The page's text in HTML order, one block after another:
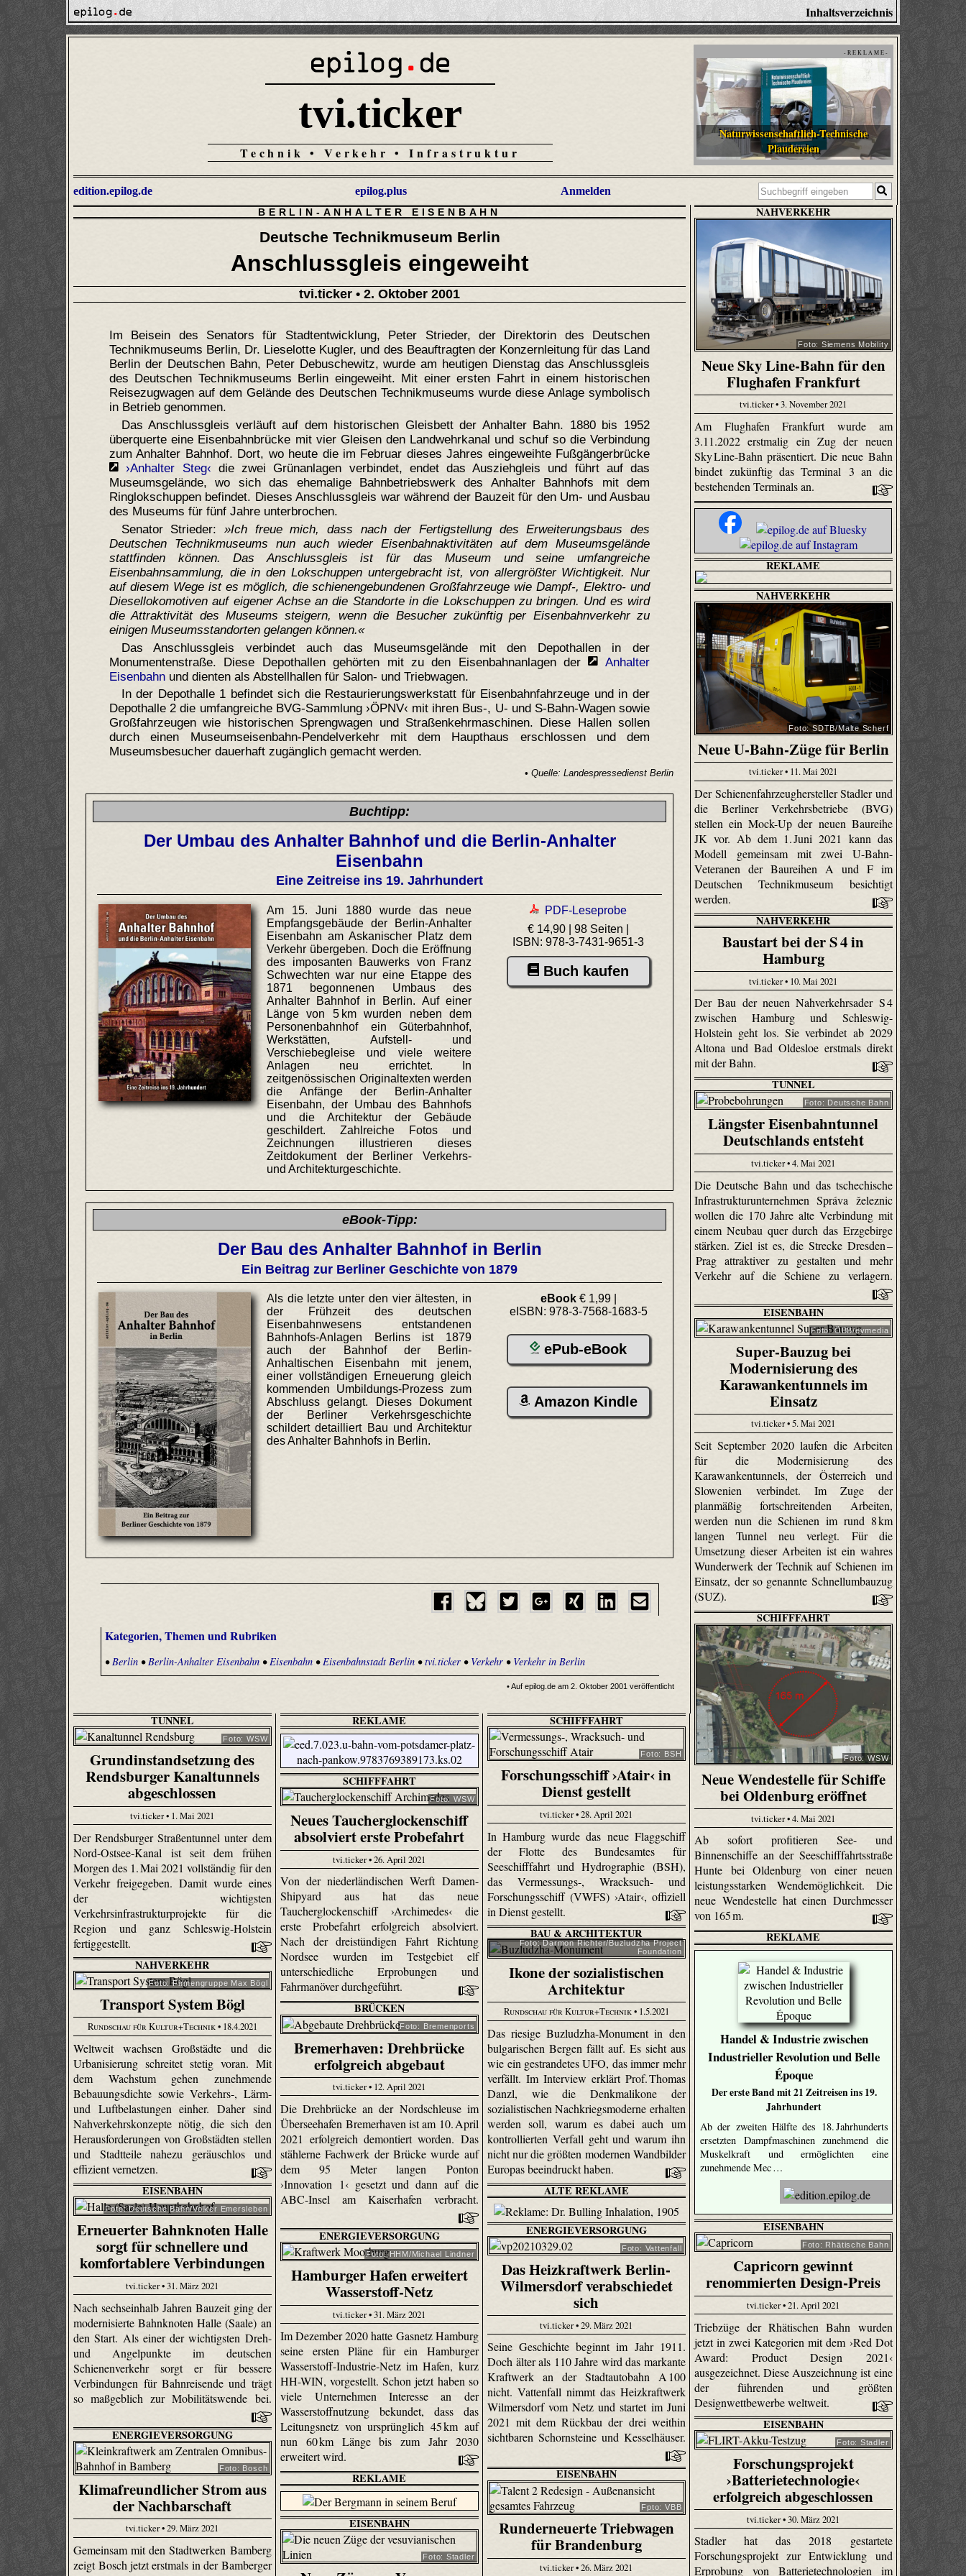
Inhaltsverzeichnis
tvi.ticker
Technik • Verkehr • Infrastruktur
- R E K L A M E -
Naturwissenschaftlich-Technische
Plaudereien
edition.epilog.de epilog.plus Anmelden
BERLIN-ANHALTER EISENBAHN
Deutsche Technikmuseum Berlin
Anschlussgleis eingeweiht
tvi.ticker • 2. Oktober 2001
Im Beisein des Senators für Stadtentwicklung, Peter Strieder, der Direktorin des Deutschen
Technikmuseums Berlin, Dr. Lieselotte Kugler, und des Beauftragten der Konzernleitung für das Land
Berlin der Deutschen Bahn, Peter Debuschewitz, wurde am heutigen Dienstag das Anschlussgleis
des Deutschen Technikmuseums Berlin eingeweiht. Mit einer ersten Fahrt in einem historischen
Reisezugwagen auf dem Gelände des Deutschen Technikmuseums wurde diese Anlage symbolisch
in Betrieb genommen.
Das Anschlussgleis verläuft auf dem historischen Gleisbett der Anhalter Bahn. 1880 bis 1952
überquerte eine Eisenbahnbrücke mit vier Gleisen den Landwehrkanal und schuf so die Verbindung
zum Anhalter Bahnhof. Dort, wo heute die im Februar dieses Jahres eingeweihte Fußgängerbrücke
›Anhalter Steg‹ die zwei Grünanlagen verbindet, endet das Ausziehgleis und führt auf das
Museumsgelände, wo sich das ehemalige Bahnbetriebswerk des Anhalter Bahnhofs mit dem
Ringlokschuppen befindet. Dieses Anschlussgleis war während der Bauzeit für den Um- und Ausbau
des Museums für fünf Jahre unterbrochen.
Senator Strieder: Ich freue mich, dass nach der Fertigstellung des Erweiterungsbaus des
Deutschen Technikmuseums nun auch wieder Eisenbahnaktivitäten auf dem Museumsgelände
stattfinden können. Das Anschlussgleis ist für das Museum und seine umfangreiche
Eisenbahnsammlung, die in den Lokschuppen untergebracht ist, von allergrößter Wichtigkeit. Nur
auf diesem Wege ist es möglich, die schienengebundenen Großfahrzeuge wie Dampf-, Elektro- und
Diesellokomotiven auf eigener Achse an die Standorte in die Lokschuppen zu bringen. Und es wird
die Attraktivität des Museums steigern, wenn die Besucher zukünftig per Eisenbahnverkehr zu
einigen Museumsstandorten gelangen können.
Das Anschlussgleis verbindet auch das Museumsgelände mit den Depothallen in der
Monumentenstraße. Diese Depothallen gehörten mit zu den Eisenbahnanlagen der
Anhalter
Eisenbahn und dienten als Abstellhallen für Salon- und Triebwagen.
In der Depothalle 1 befindet sich die Restaurierungswerkstatt für Eisenbahnfahrzeuge und in der
Depothalle 2 die umfangreiche BVG-Sammlung ›ÖPNV‹ mit ihren Bus-, U- und S-Bahn-Wagen sowie
Großfahrzeugen wie historischen Sprengwagen und Straßenkehrmaschinen. Diese Hallen sollen
durch einen Museumseisenbahn-Pendelverkehr mit dem Haupthaus erschlossen und dem
Museumsbesucher dauerhaft zugänglich gemacht werden.
• Quelle: Landespressedienst Berlin
Buchtipp:
Der Umbau des Anhalter Bahnhof und die Berlin-Anhalter
Eisenbahn
Eine Zeitreise ins 19. Jahrhundert
Am 15. Juni 1880 wurde das neue
Empfangsgebäude der Berlin-Anhalter
Eisenbahn am Askanischer Platz dem
Verkehr übergeben. Doch die Eröffnung
des imposanten Bauwerks von Franz
Schwechten war nur eine Etappe des
1871 begonnenen Umbaus des
Anhalter Bahnhof in Berlin. Auf einer
Länge von 5 km wurden neben dem
Personenbahnhof ein Güterbahnhof,
Werkstätten, Aufstell- und
Verschiebegleise und viele weitere
Anlagen neu errichtet. In
zeitgenössischen Originaltexten werden
die Anfänge der Berlin-Anhalter
Eisenbahn, der Umbau des Bahnhofs
und die Architektur der Gebäude
geschildert. Zahlreiche Fotos und
Zeichnungen illustrieren dieses
Zeitdokument der Berliner Verkehrs-
und Architekturgeschichte.
PDF-Leseprobe
€ 14,90 | 98 Seiten |
ISBN: 978-3-7431-9651-3
Buch kaufen
eBook-Tipp:
Der Bau des Anhalter Bahnhof in Berlin
Ein Beitrag zur Berliner Geschichte von 1879
Als die letzte unter den vier ältesten, in
der Frühzeit des deutschen
Eisenbahnwesens entstandenen
Bahnhofs-Anlagen Berlins ist 1879
auch der Bahnhof der Berlin-
Anhaltischen Eisenbahn mit jenem,
einer vollständigen Erneuerung gleich
kommenden Umbildungs-Prozess zum
Abschluss gelangt. Dieses Dokument
der Berliner Verkehrsgeschichte
schildert detailliert Bau und Architektur
des Anhalter Bahnhofs in Berlin.
eBook€ 1,99 |
eISBN: 978-3-7568-1683-5
ePub-eBook
Amazon Kindle
Kategorien, Themen und Rubriken
•Berlin •Berlin-Anhalter Eisenbahn •Eisenbahn •Eisenbahnstadt Berlin •tvi.ticker • Verkehr • Verkehr in Berlin
• Auf epilog.de am 2. Oktober 2001 veröffentlicht
NAHVERKEHR
Foto: Siemens Mobility
Neue Sky Line-Bahn für den
Flughafen Frankfurt
tvi.ticker • 3. November 2021
Am Flughafen Frankfurt wurde am
3.11.2022 erstmalig ein Zug der neuen
Sky Line-Bahn präsentiert. Die neue Bahn
bindet zukünftig das Terminal 3 an die
bestehenden Terminals an.
REKLAME
NAHVERKEHR
Foto: SDTB/Malte Scherf
Neue U-Bahn-Züge für Berlin
tvi.ticker • 11. Mai 2021
Der Schienenfahrzeughersteller Stadler und
die Berliner Verkehrsbetriebe (BVG)
stellen ein Mock-Up der neuen Baureihe
JK vor. Ab dem 1. Juni 2021 kann das
Modell gemeinsam mit zwei U-Bahn-
Veteranen der Baureihen A und F im
Deutschen Technikmuseum besichtigt
werden.
NAHVERKEHR
Baustart bei der S 4 in
Hamburg
tvi.ticker • 10. Mai 2021
Der Bau der neuen Nahverkehrsader S 4
zwischen Hamburg und Schleswig-
Holstein geht los. Sie verbindet ab 2029
Altona und Bad Oldesloe erstmals direkt
mit der Bahn.
TUNNEL
Foto: Deutsche Bahn
Längster Eisenbahntunnel
Deutschlands entsteht
tvi.ticker • 4. Mai 2021
Die Deutsche Bahn und das tschechische
Infrastrukturunternehmen Správa železnic
wollen die 170 Jahre alte Verbindung mit
einem Neubau quer durch das Erzgebirge
stärken. Ziel ist es, die Strecke Dresden –
Prag attraktiver zu gestalten und mehr
Verkehr auf die Schiene zu verlagern.
EISENBAHN
Foto: ÖBB/evmedia
Super-Bauzug bei
Modernisierung des
Karawankentunnels im
Einsatz
tvi.ticker • 5. Mai 2021
Seit September 2020 laufen die Arbeiten
für die Modernisierung des
Karawankentunnels, der Österreich und
Slowenien verbindet. Im Zuge der
planmäßig fortschreitenden Arbeiten,
werden nun die Schienen im rund 8 km
langen Tunnel neu verlegt. Für die
Umsetzung dieser Arbeiten ist ein wahres
Wunderwerk der Technik auf Schienen im
Einsatz, der so genannte Schnellumbauzug
(SUZ).
SCHIFFFAHRT
Foto: WSW
Neue Wendestelle für Schiffe
bei Oldenburg eröffnet
tvi.ticker • 4. Mai 2021
Ab sofort profitieren See- und
Binnenschiffe an der Seeschifffahrtsstraße
Hunte bei Oldenburg von einer neuen
leistungsstarken Wendemöglichkeit. Die
neue Wendestelle hat einen Durchmesser
von 165 m.
TUNNEL
Foto: WSW
Grundinstandsetzung des
Rendsburger Kanaltunnels
abgeschlossen
tvi.ticker • 1. Mai 2021
Der Rendsburger Straßentunnel unter dem
Nord-Ostsee-Kanal ist seit dem frühen
Morgen des 1. Mai 2021 vollständig für den
Verkehr freigegeben. Damit wurde eines
der wichtigsten
Verkehrsinfrastrukturprojekte für die
Region und ganz Schleswig-Holstein
fertiggestellt.
REKLAME
SCHIFFFAHRT
Foto: WSW
Neues Taucherglockenschiff
absolviert erste Probefahrt
tvi.ticker • 26. April 2021
Von der niederländischen Werft Damen-
Shipyard aus hat das neue
Taucherglockenschiff ›Archimedes‹ die
erste Probefahrt erfolgreich absolviert.
Nach der dreistündigen Fahrt Richtung
Nordsee wurden im Testgebiet elf
unterschiedliche Erprobungen und
Fahrmanöver durchgeführt.
SCHIFFFAHRT
Foto: BSH
Forschungsschiff ›Atair‹ in
Dienst gestellt
tvi.ticker • 28. April 2021
In Hamburg wurde das neue Flaggschiff
der Flotte des Bundesamtes für
Seeschifffahrt und Hydrographie (BSH),
das Vermessungs-, Wracksuch- und
Forschungsschiff (VWFS) ›Atair‹, offiziell
in Dienst gestellt.
BAU & ARCHITEKTUR
Foto: Darmon Richter/Buzludzha Project
Foundation
Ikone der sozialistischen
Architektur
Rundschau für Kultur+Technik• 1.5.2021
Das riesige Buzludzha-Monument in den
bulgarischen Bergen fällt auf. Es sieht aus
wie ein gestrandetes UFO, das immer mehr
verfällt. Im Interview erklärt Prof. Thomas
Danzl, wie die Denkmalikone der
sozialistischen Nachkriegsmoderne erhalten
werden soll, warum es dabei auch um
kontrollierten Verfall geht und warum ihn
nicht nur die größten modernen Wandbilder
Europas beeindruckt haben.
REKLAME
Handel & Industrie zwischen
Industrieller Revolution und Belle
Époque
Der erste Band mit 21 Zeitreisen ins 19.
Jahrhundert
Ab der zweiten Hälfte des 18. Jahrhunderts
ersetzten Dampfmaschinen zunehmend die
Muskelkraft und ermöglichten eine
zunehmende Mec …
EISENBAHN
Foto: Rhätische Bahn
Capricorn gewinnt
renommierten Design-Preis
tvi.ticker • 21. April 2021
Triebzüge der Rhätischen Bahn wurden
jetzt in zwei Kategorien mit dem ›Red Dot
Award: Product Design 2021‹
ausgezeichnet. Diese Auszeichnung ist eine
der führenden und größten
Designwettbewerbe weltweit.
NAHVERKEHR
Foto: Firmengruppe Max Bögl
Transport System Bögl
Rundschau für Kultur+Technik• 18.4.2021
Weltweit wachsen Großstädte und die
Urbanisierung schreitet stetig voran. Mit
dem Wachstum gehen zunehmende
Bebauungsdichte sowie Verkehrs-, Lärm-
und Luftbelastungen einher. Daher sind
Nahverkehrskonzepte nötig, die sich den
Herausforderungen von Großstädten stellen
und Stadtteile nahezu geräuschlos und
effizient vernetzen.
BRÜCKEN
Foto: Bremenports
Bremerhaven: Drehbrücke
erfolgreich abgebaut
tvi.ticker • 12. April 2021
Die Drehbrücke an der Nordschleuse im
Überseehafen Bremerhaven ist am 10. April
2021 erfolgreich demontiert worden. Das
stählerne Fachwerk der Brücke wurde auf
dem 95 Meter langen Ponton
›Innovation 1‹ gesetzt und dann auf die
ABC-Insel am Kaiserhafen verbracht.
EISENBAHN
Foto: Deutsche Bahn/Volker Emersleben
Erneuerter Bahnknoten Halle
sorgt für schnellere und
komfortablere Verbindungen
tvi.ticker • 31. März 2021
Nach sechseinhalb Jahren Bauzeit ging der
modernisierte Bahnknoten Halle (Saale) an
den Start. Als einer der wichtigsten Dreh-
und Angelpunkte im deutschen
Schienenverkehr sorgt er für bessere
Verbindungen für Bahnreisende und trägt
so maßgeblich zur Mobilitätswende bei.
ALTE REKLAME
ENERGIEVERSORGUNG
Foto: Vattenfall
Das Heizkraftwerk Berlin-
Wilmersdorf verabschiedet
sich
tvi.ticker • 29. März 2021
Seine Geschichte beginnt im Jahr 1911.
Doch älter als 110 Jahre wird das markante
Kraftwerk an der Stadtautobahn A 100
nicht. Vattenfall nimmt das Heizkraftwerk
Wilmersdorf vom Netz und startet im Juni
2021 mit dem Rückbau der drei weithin
sichtbaren Schornsteine und Kesselhäuser.
ENERGIEVERSORGUNG
Foto: HHM/Michael Lindner
Hamburger Hafen erweitert
Wasserstoff-Netz
tvi.ticker • 31. März 2021
Im Dezember 2020 hatte Gasnetz Hamburg
seine ersten Pläne für ein Hamburger
Wasserstoff-Industrie-Netz im Hafen, kurz
HH-WIN, vorgestellt. Schon jetzt haben so
viele Unternehmen Interesse an der
Wasserstoffnutzung bekundet, dass das
Leitungsnetz von ursprünglich 45 km auf
nun 60 km Länge bis zum Jahr 2030
erweitert wird.
EISENBAHN
Foto: Stadler
Forschungsprojekt
›Batterietechnologie‹
erfolgreich abgeschlossen
tvi.ticker • 30. März 2021
Stadler hat das 2018 gestartete
Forschungsprojekt zur Entwicklung und
Erprobung von Batterietechnologien im
ENERGIEVERSORGUNG
Foto: Bosch
Klimafreundlicher Strom aus
der Nachbarschaft
tvi.ticker • 29. März 2021
Gemeinsam mit den Stadtwerken Bamberg
zeigt Bosch jetzt erstmals in der Bamberger
EISENBAHN
Fpto: VBB
Runderneuerte Triebwagen
für Brandenburg
tvi.ticker • 26. März 2021
REKLAME
EISENBAHN
Foto: Stadler